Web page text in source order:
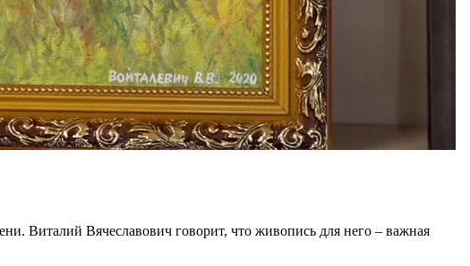
Виталий Вячеславович говорит, что живопись для него – важная